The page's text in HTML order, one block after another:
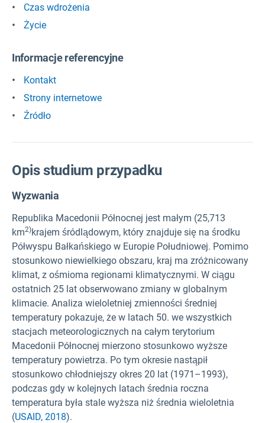
Czas wdrożenia
Życie
Informacje referencyjne
Kontakt
Strony internetowe
Źródło
Opis studium przypadku
Wyzwania
Republika Macedonii Północnej jest małym (25,713
km2)krajem śródlądowym, który znajduje się na środku
Półwyspu Bałkańskiego w Europie Południowej. Pomimo
stosunkowo niewielkiego obszaru, kraj ma zróżnicowany
klimat, z ośmioma regionami klimatycznymi. W ciągu
ostatnich 25 lat obserwowano zmiany w globalnym
klimacie. Analiza wieloletniej zmienności średniej
temperatury pokazuje, że w latach 50. we wszystkich
stacjach meteorologicznych na całym terytorium
Macedonii Północnej mierzono stosunkowo wyższe
temperatury powietrza. Po tym okresie nastąpił
stosunkowo chłodniejszy okres 20 lat (1971–1993),
podczas gdy w kolejnych latach średnia roczna
temperatura była stale wyższa niż średnia wieloletnia
(USAID, 2018).